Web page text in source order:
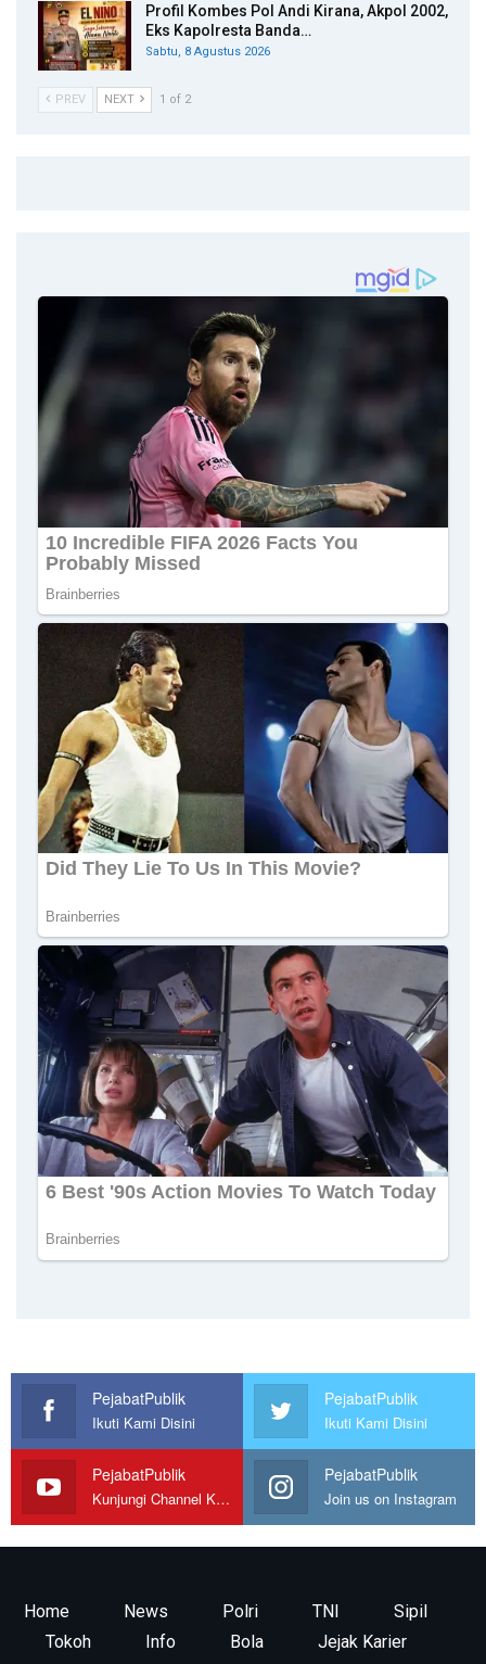
Profil Kombes Pol Andi Kirana, Akpol 2002,
Eks Kapolresta Banda…
Sabtu, 8 Agustus 2026
PREV NEXT 1 of 2
PejabatPublik
Ikuti Kami Disini
PejabatPublik
Ikuti Kami Disini
PejabatPublik
Kunjungi Channel Kami
PejabatPublik
Join us on Instagram
Home News Polri TNI
Sipil
Tokoh
Info Bola Jejak Karier